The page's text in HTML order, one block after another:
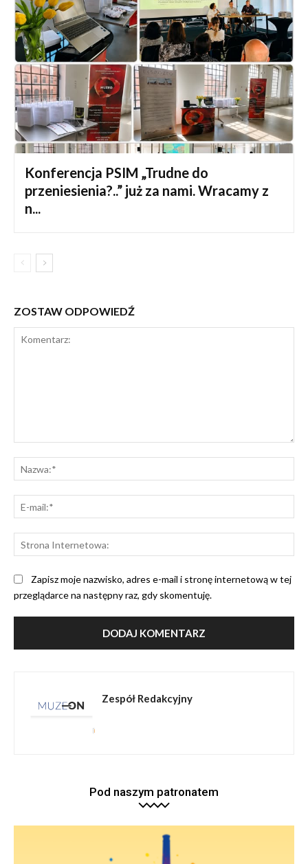
Konferencja PSIM „Trudne do
przeniesienia?..” już za nami. Wracamy z
n...
ZOSTAW ODPOWIEDŹ
Zapisz moje nazwisko, adres e-mail i stronę internetową w tej
przeglądarce na następny raz, gdy skomentuję.
Zespół Redakcyjny
Pod naszym patronatem